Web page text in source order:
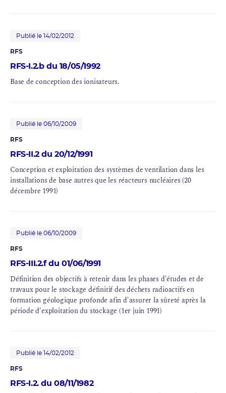
Publié le 14/02/2012
RFS
RFS-I.2.b du 18/05/1992
Base de conception des ionisateurs.
Publié le 06/10/2009
RFS
RFS-II.2 du 20/12/1991
Conception et exploitation des systèmes de ventilation dans les
installations de base autres que les réacteurs nucléaires (20
décembre 1991)
Publié le 06/10/2009
RFS
RFS-III.2.f du 01/06/1991
Définition des objectifs à retenir dans les phases d'études et de
travaux pour le stockage définitif desdéchets radioactifsen
formation géologique profonde afin d'assurer la sûreté après la
période d'exploitation du stockage (1er juin 1991)
Publié le 14/02/2012
RFS
RFS-I.2. du 08/11/1982